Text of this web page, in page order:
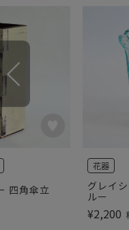
四角傘立
グレイ
ルー
花器
¥2,200